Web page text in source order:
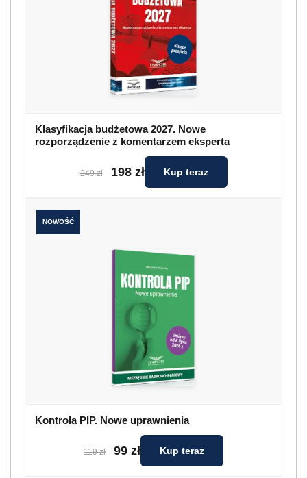
Klasyfikacja budżetowa 2027. Nowe
rozporządzenie z komentarzem eksperta
249 zł 198 zł Kup teraz
NOWOŚĆ
Kontrola PIP. Nowe uprawnienia
119 zł 99 zł Kup teraz